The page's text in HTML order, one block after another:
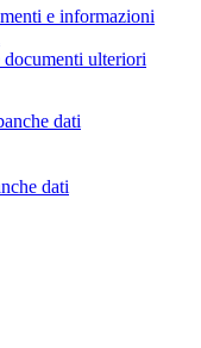
e informazioni
documenti ulteriori
dati
dati